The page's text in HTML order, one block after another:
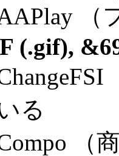
（
(.gif),
る
（商